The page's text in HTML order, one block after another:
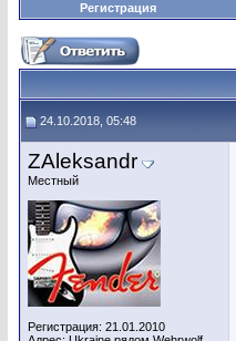
Регистрация
24.10.2018, 05:48
ZAleksandr
Местный
Регистрация: 21.01.2010